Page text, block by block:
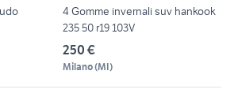
4 Gomme invernali suv hankook
235 50 r19 103V
250 €
Milano(MI)